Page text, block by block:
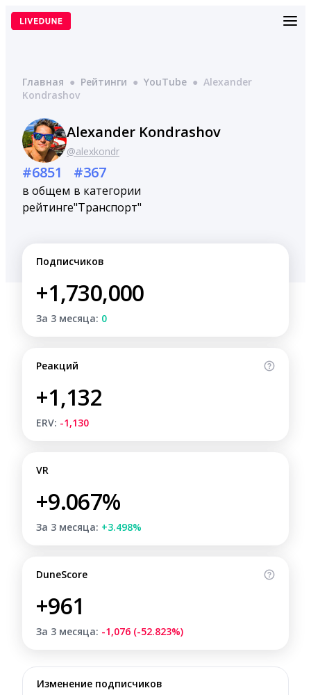
Перейти
Главная ● Рейтинги ● YouTube ● Alexander
Kondrashov
Alexander Kondrashov
@alexkondr
#6851
в общем
рейтинге
#367
в категории
"Транспорт"
Подписчиков
+1,730,000
За 3 месяца: 0
Реакций
+1,132
ERV: -1,130
VR
+9.067%
За 3 месяца: +3.498%
DuneScore
+961
За 3 месяца: -1,076 (-52.823%)
Изменение подписчиков